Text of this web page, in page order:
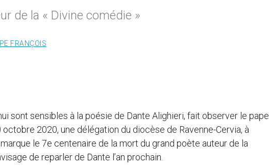
de la « Divine comédie »
FRANÇOIS
sont sensibles à la poésie de Dante Alighieri, fait observer le pape
2020, une délégation du diocèse de Ravenne-Cervia, à
le 7e centenaire de la mort du grand poète auteur de la
de reparler de Dante l’an prochain.